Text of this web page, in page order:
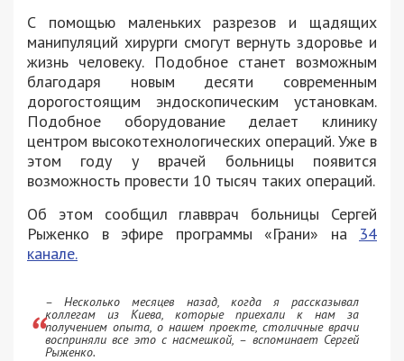
С помощью маленьких разрезов и щадящих
манипуляций хирурги смогут вернуть здоровье и
жизнь человеку. Подобное станет возможным
благодаря новым десяти современным
дорогостоящим эндоскопическим установкам.
Подобное оборудование делает клинику
центром высокотехнологических операций. Уже в
этом году у врачей больницы появится
возможность провести 10 тысяч таких операций.
Об этом сообщил главврач больницы Сергей
Рыженко в эфире программы «Грани» на 34
канале.
– Несколько месяцев назад, когда я рассказывал
коллегам из Киева, которые приехали к нам за
получением опыта, о нашем проекте, столичные врачи
восприняли все это с насмешкой, – вспоминает Сергей
Рыженко.